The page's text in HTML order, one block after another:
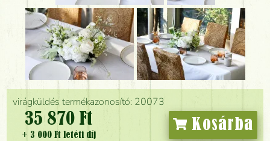
virágküldés termékazonosító: 20073
35 870 Ft
+ 3 000 Ft letéti díj
Kosárba